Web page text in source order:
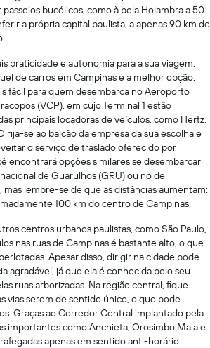
bucólicos, como à bela Holambra a 50
a própria capital paulista, a apenas 90 km de
praticidade e autonomia para a sua viagem,
de carros em Campinas é a melhor opção.
fácil para quem desembarca no Aeroporto
(VCP), em cujo Terminal 1 estão
principais locadoras de veículos, como Hertz,
se ao balcão da empresa da sua escolha e
o serviço de traslado oferecido por
encontrará opções similares se desembarcar
de Guarulhos (GRU) ou no de
mas lembre-se de que as distâncias aumentam:
100 km do centro de Campinas.
centros urbanos paulistas, como São Paulo,
nas ruas de Campinas é bastante alto, o que
Apesar disso, dirigir na cidade pode
agradável, já que ela é conhecida pelo seu
ruas arborizadas. Na região central, fique
vias serem de sentido único, o que pode
Graças ao Corredor Central implantado pela
importantes como Anchieta, Orosimbo Maia e
apenas em sentido anti-horário.